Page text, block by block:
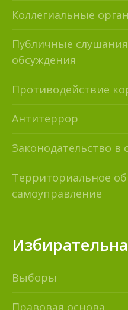
Коллегиальные
Публичные
обсуждения
Противодействие
Антитеррор
Законодательство в
Территориальное
самоуправление
Выборы
Правовая основа